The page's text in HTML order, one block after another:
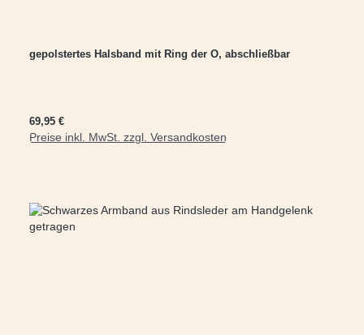
gepolstertes Halsband mit Ring der O, abschließbar
Regulärer Preis:
69,95 €
Preise inkl. MwSt. zzgl. Versandkosten